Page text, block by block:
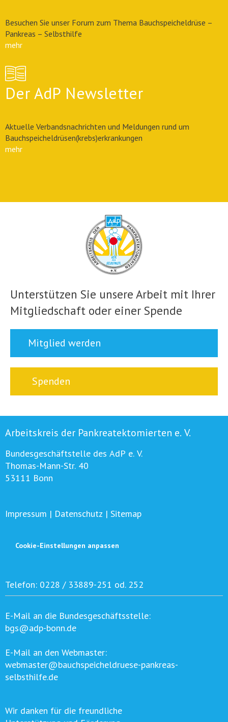
Besuchen Sie unser Forum zum Thema Bauchspeicheldrüse –
Pankreas – Selbsthilfe
mehr
Der AdP Newsletter
Aktuelle Verbandsnachrichten und Meldungen rund um
Bauchspeicheldrüsen(krebs)erkrankungen
mehr
Unterstützen Sie unsere Arbeit mit Ihrer
Mitgliedschaft oder einer Spende
Mitglied werden
Spenden
Arbeitskreis der Pankreatektomierten e. V.
Bundesgeschäftstelle des AdP e. V.
Thomas-Mann-Str. 40
53111 Bonn
Impressum | Datenschutz | Sitemap
Cookie-Einstellungen anpassen
Telefon: 0228 / 33889-251 od. 252
E-Mail an die Bundesgeschäftsstelle:
bgs@adp-bonn.de
E-Mail an den Webmaster:
webmaster@bauchspeicheldruese-pankreas-
selbsthilfe.de
Wir danken für die freundliche